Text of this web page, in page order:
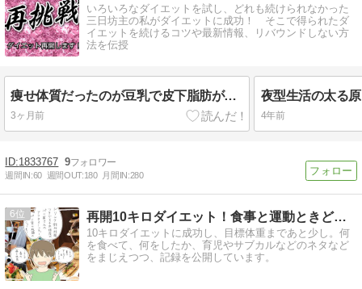
いろいろなダイエットを試し、どれも続けられなかった
三日坊主の私がダイエットに成功！ そこで得られたダ
イエットを続けるコツや最新情報、リバウンドしない方
法を伝授
痩せ体質だったのが豆乳で皮下脂肪がぁぁ：ダイエット再開します
3ヶ月前 4年前
1833767 9
週間IN:60 週間OUT:180 月間IN:280
6 再開10キロダイエット！食事と運動ときどき雑記
10キロダイエットに成功し、目標体重まであと少し。何
を食べて、何をしたか、育児やサブカルなどのネタなど
をまじえつつ、記録を公開しています。